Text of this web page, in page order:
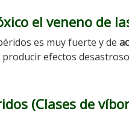
el veneno de
es muy fuerte y de
producir efectos
(Clases de